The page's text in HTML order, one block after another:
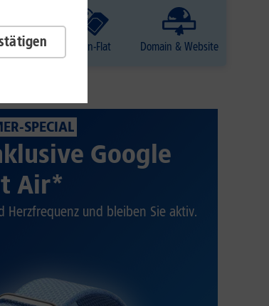
Daten-Flat Domain & Website
SPECIAL
Google
Air*
Herzfrequenz und bleiben Sie aktiv.